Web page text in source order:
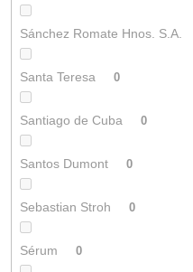
Sánchez Romate Hnos. S.A.
Santa Teresa 0
Santiago de Cuba 0
Santos Dumont 0
Sebastian Stroh 0
Sérum 0